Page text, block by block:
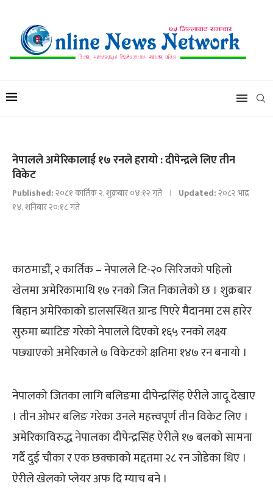
नेपालले अमेरिकालाई १७ रनले हरायो : दीपेन्द्रले लिए तीन
विकेट
Published:२०८१ कार्तिक २, शुक्रबार ०४:१२ गते Updated:२०८२ भाद्र
१४, शनिबार २०:१८ गते
काठमाडौं, २ कार्तिक – नेपालले टि-२० सिरिजको पहिलो
खेलमा अमेरिकामाथि १७ रनको जित निकालेको छ । शुक्रबार
बिहान अमेरिकाको डालसस्थित ग्रान्ड पिएरे मैदानमा टस हारेर
सुरुमा ब्याटिङ गरेको नेपालले दिएको १६५ रनको लक्ष्य
पछ्याएको अमेरिकाले ७ विकेटको क्षतिमा १४७ रन बनायो ।
नेपालको जितका लागि बलिङमा दीपेन्द्रसिंह ऐरीले जादू देखाए
। तीन ओभर बलिङ गरेका उनले महत्त्वपूर्ण तीन विकेट लिए ।
अमेरिकाविरुद्ध नेपालका दीपेन्द्रसिंह ऐरीले १७ बलको सामना
गर्दै दुई चौका र एक छक्काको मद्दतमा २८ रन जोडेका थिए ।
ऐरीले खेलको प्लेयर अफ दि म्याच बने ।